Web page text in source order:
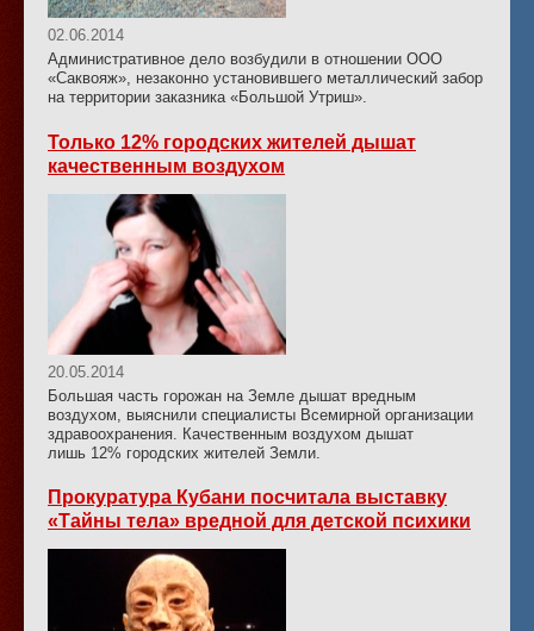
02.06.2014
Административное дело возбудили в отношении ООО
«Саквояж», незаконно установившего металлический забор
на территории заказника «Большой Утриш».
Только 12% городских жителей дышат
качественным воздухом
20.05.2014
Большая часть горожан на Земле дышат вредным
воздухом, выяснили специалисты Всемирной организации
здравоохранения. Качественным воздухом дышат
лишь 12% городских жителей Земли.
Прокуратура Кубани посчитала выставку
«Тайны тела» вредной для детской психики